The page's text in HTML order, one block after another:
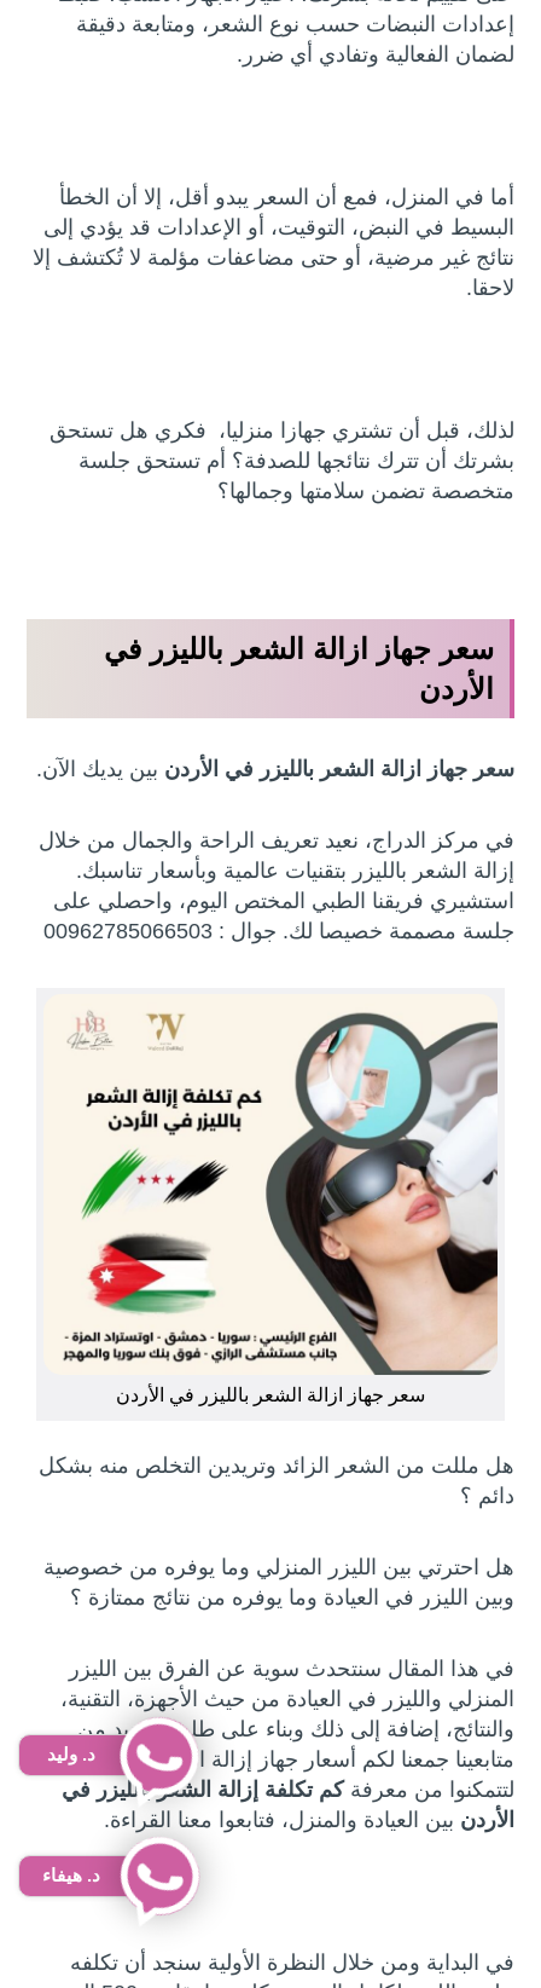
إعدادات النبضات حسب نوع الشعر، ومتابعة دقيقة
لضمان الفعالية وتفادي أي ضرر.
أما في المنزل، فمع أن السعر يبدو أقل، إلا أن الخطأ
البسيط في النبض، التوقيت، أو الإعدادات قد يؤدي إلى
نتائج غير مرضية، أو حتى مضاعفات مؤلمة لا تُكتشف إلا
لاحقا.
لذلك، قبل أن تشتري جهازا منزليا، فكري هل تستحق
بشرتك أن تترك نتائجها للصدفة؟ أم تستحق جلسة
متخصصة تضمن سلامتها وجمالها؟
سعر جهاز ازالة الشعر بالليزر في
الأردن
سعر جهاز ازالة الشعر بالليزر في الأردن بين يديك الآن.
في مركز الدراج، نعيد تعريف الراحة والجمال من خلال
إزالة الشعر بالليزر بتقنيات عالمية وبأسعار تناسبك.
استشيري فريقنا الطبي المختص اليوم، واحصلي على
جلسة مصممة خصيصا لك. جوال : 00962785066503
سعر جهاز ازالة الشعر بالليزر في الأردن
هل مللت من الشعر الزائد وتريدين التخلص منه بشكل
دائم ؟
هل احترتي بين الليزر المنزلي وما يوفره من خصوصية
وبين الليزر في العيادة وما يوفره من نتائج ممتازة ؟
في هذا المقال سنتحدث سوية عن الفرق بين الليزر
المنزلي والليزر في العيادة من حيث الأجهزة، التقنية،
والنتائج، إضافة إلى ذلك وبناء على طلب العديد من
متابعينا جمعنا لكم أسعار جهاز إزالة الشعر بالليزر
لتتمكنوا من معرفةكم تكلفة إزالة الشعر بالليزر في
الأردن بين العيادة والمنزل، فتابعوا معنا القراءة.
في البداية ومن خلال النظرة الأولية سنجد أن تكلفه
د. وليد
د. هيفاء